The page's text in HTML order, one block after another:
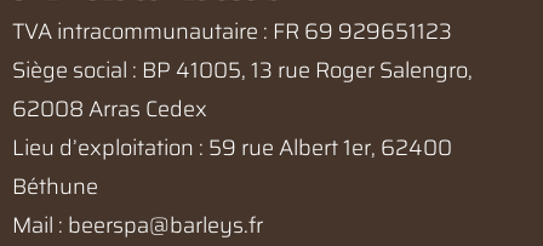
TVA intracommunautaire : FR 69 929651123
Siège social : BP 41005, 13 rue Roger Salengro,
62008 Arras Cedex
Lieu d’exploitation : 59 rue Albert 1er, 62400
Béthune
Mail : beerspa@barleys.fr